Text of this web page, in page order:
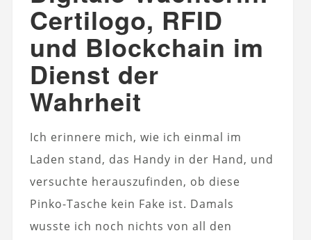
Certilogo, RFID
und Blockchain im
Dienst der
Wahrheit
Ich erinnere mich, wie ich einmal im
Laden stand, das Handy in der Hand, und
versuchte herauszufinden, ob diese
Pinko-Tasche kein Fake ist. Damals
wusste ich noch nichts von all den